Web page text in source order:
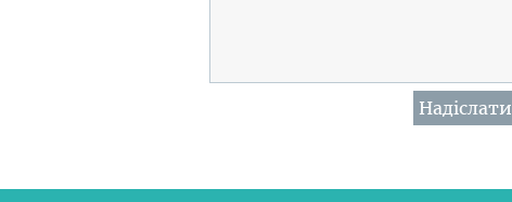
Надіслати